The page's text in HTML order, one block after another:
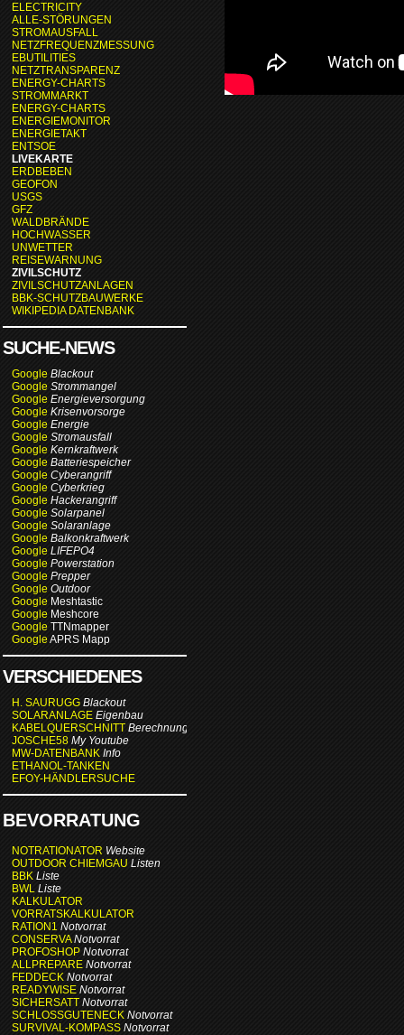
ELECTRICITY
ALLE-STÖRUNGEN
STROMAUSFALL
NETZFREQUENZMESSUNG
EBUTILITIES
NETZTRANSPARENZ
ENERGY-CHARTS
STROMMARKT
ENERGY-CHARTS
ENERGIEMONITOR
ENERGIETAKT
ENTSOE
LIVEKARTE
ERDBEBEN
GEOFON
USGS
GFZ
WALDBRÄNDE
HOCHWASSER
UNWETTER
REISEWARNUNG
ZIVILSCHUTZ
ZIVILSCHUTZANLAGEN
BBK-SCHUTZBAUWERKE
WIKIPEDIA DATENBANK
SUCHE-NEWS
Google Blackout
Google Strommangel
Google Energieversorgung
Google Krisenvorsorge
Google Energie
Google Stromausfall
Google Kernkraftwerk
Google Batteriespeicher
Google Cyberangriff
Google Cyberkrieg
Google Hackerangriff
Google Solarpanel
Google Solaranlage
Google Balkonkraftwerk
Google LIFEPO4
Google Powerstation
Google Prepper
Google Outdoor
Google Meshtastic
Google Meshcore
Google TTNmapper
Google APRS Mapp
VERSCHIEDENES
H. SAURUGG Blackout
SOLARANLAGE Eigenbau
KABELQUERSCHNITT Berechnung
JOSCHE58 My Youtube
MW-DATENBANK Info
ETHANOL-TANKEN
EFOY-HÄNDLERSUCHE
BEVORRATUNG
NOTRATIONATOR Website
OUTDOOR CHIEMGAU Listen
BBK Liste
BWL Liste
KALKULATOR
VORRATSKALKULATOR
RATION1 Notvorrat
CONSERVA Notvorrat
PROFOSHOP Notvorrat
ALLPREPARE Notvorrat
FEDDECK Notvorrat
READYWISE Notvorrat
SICHERSATT Notvorrat
SCHLOSSGUTENECK Notvorrat
SURVIVAL-KOMPASS Notvorrat